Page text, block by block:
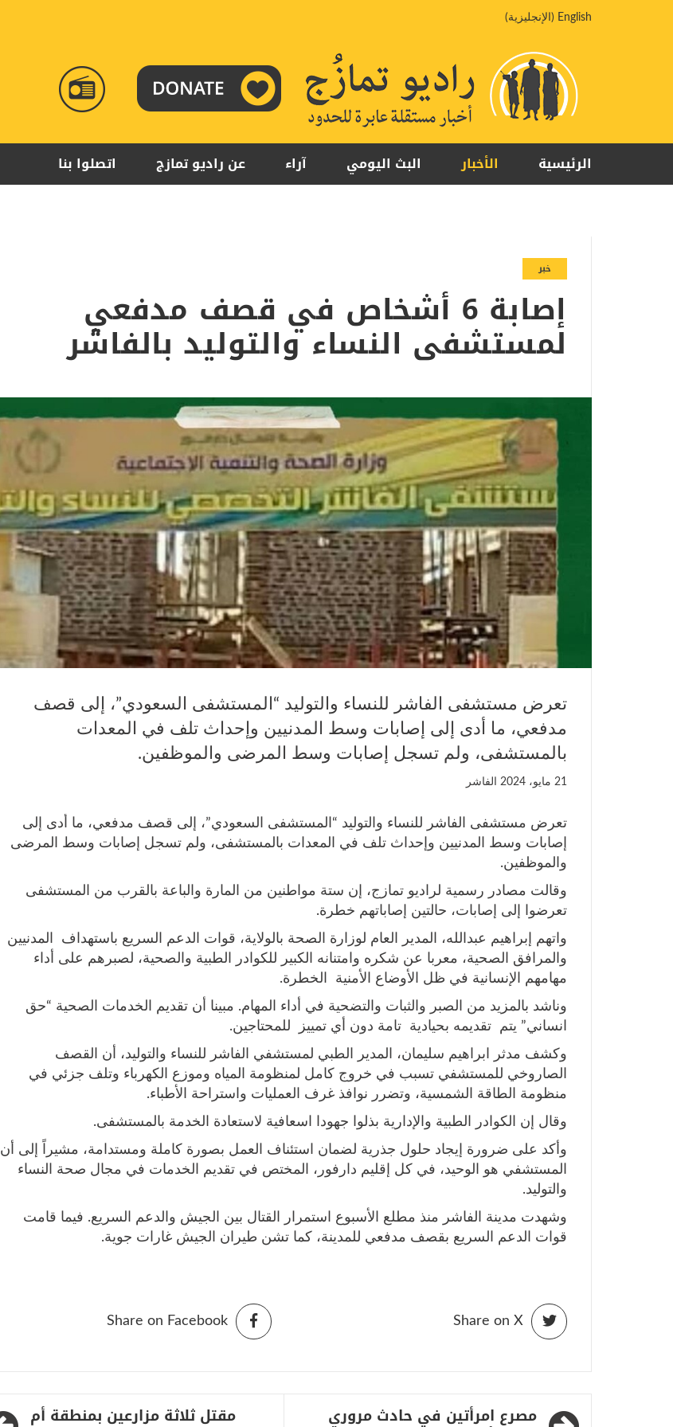
English
( الإنجليزية)
RADIO
TAMAZUJ الرئيسية الأخبار البث اليومي آراء عن راديو تمازج اتصلوا بنا
خبر
إصابة 6 أشخاص في قصف مدفعي
لمستشفى النساء والتوليد بالفاشر
تعرض مستشفى الفاشر للنساء والتوليد “المستشفى السعودي”، إلى قصف
مدفعي، ما أدى إلى إصابات وسط المدنيين وإحداث تلف في المعدات
بالمستشفى، ولم تسجل إصابات وسط المرضى والموظفين.
21 مايو، 2024 الفاشر
تعرض مستشفى الفاشر للنساء والتوليد “المستشفى السعودي”، إلى قصف مدفعي، ما أدى إلى
إصابات وسط المدنيين وإحداث تلف في المعدات بالمستشفى، ولم تسجل إصابات وسط المرضى
والموظفين.
وقالت مصادر رسمية لراديو تمازج، إن ستة مواطنين من المارة والباعة بالقرب من المستشفى
تعرضوا إلى إصابات، حالتين إصاباتهم خطرة.
واتهم إبراهيم عبدالله، المدير العام لوزارة الصحة بالولاية، قوات الدعم السريع باستهداف المدنيين
والمرافق الصحية، معربا عن شكره وامتنانه الكبير للكوادر الطبية والصحية، لصبرهم على أداء
مهامهم الإنسانية في ظل الأوضاع الأمنية الخطرة.
وناشد بالمزيد من الصبر والثبات والتضحية في أداء المهام. مبينا أن تقديم الخدمات الصحية “حق
انساني” يتم تقديمه بحيادية تامة دون أي تمييز للمحتاجين.
وكشف مدثر ابراهيم سليمان، المدير الطبي لمستشفي الفاشر للنساء والتوليد، أن القصف
الصاروخي للمستشفي تسبب في خروج كامل لمنظومة المياه وموزع الكهرباء وتلف جزئي في
منظومة الطاقة الشمسية، وتضرر نوافذ غرف العمليات واستراحة الأطباء.
وقال إن الكوادر الطبية والإدارية بذلوا جهودا اسعافية لاستعادة الخدمة بالمستشفى.
وأكد على ضرورة إيجاد حلول جذرية لضمان استئناف العمل بصورة كاملة ومستدامة، مشيراً إلى أن
المستشفي هو الوحيد، في كل إقليم دارفور، المختص في تقديم الخدمات في مجال صحة النساء
والتوليد.
وشهدت مدينة الفاشر منذ مطلع الأسبوع استمرار القتال بين الجيش والدعم السريع. فيما قامت
قوات الدعم السريع بقصف مدفعي للمدينة، كما تشن طيران الجيش غارات جوية.
Share on Facebook Share on X
تصفّحمصرع امرأتين في حادث مروري مقتل ثلاثة مزارعين بمنطقة أم